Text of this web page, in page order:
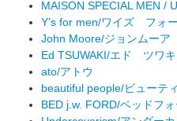
MAISON SPECIAL MEN /
Y’s for men/ワイズ フォ
John Moore/ジョンムーア
Ed TSUWAKI/エド ツワキ
ato/アトウ
beautiful people/ビューテ
BED j.w. FORD/ベッドフォ